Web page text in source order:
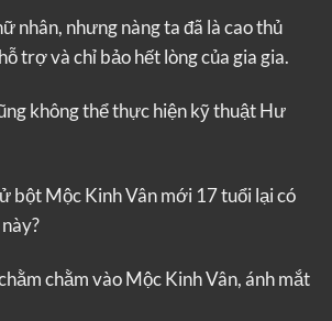
nhân, nhưng nàng ta đã là cao thủ
trợ và chỉ bảo hết lòng của gia gia.
không thể thực hiện kỹ thuật Hư
bột Mộc Kinh Vân mới 17 tuổi lại có
chằm vào Mộc Kinh Vân, ánh mắt